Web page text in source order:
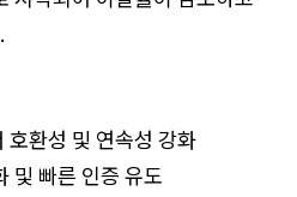
환성 및 연속성 강화
및 빠른 인증 유도